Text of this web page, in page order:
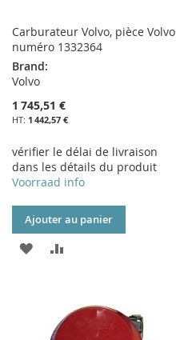
Carburateur Volvo, pièce Volvo
numéro 1332364
Brand:
Volvo
1 745,51 €
1 442,57 €
vérifier le délai de livraison
dans les détails du produit
Voorraad info
Ajouter au panier
AJOUTER
LISTE
COMPARATEUR